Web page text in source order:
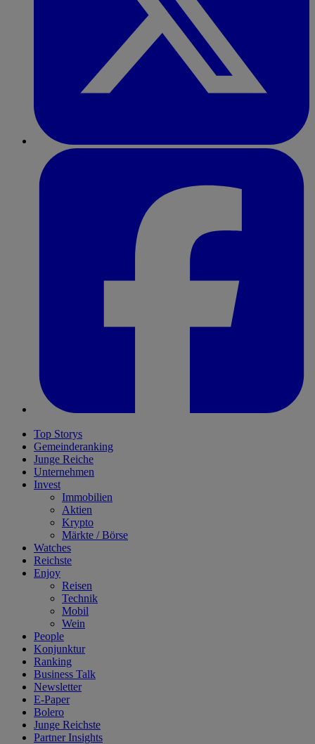
Top Storys
Gemeinderanking
Junge Reiche
Unternehmen
Invest
Immobilien
Aktien
Krypto
Märkte / Börse
Watches
Reichste
Enjoy
Reisen
Technik
Mobil
Wein
People
Konjunktur
Ranking
Business Talk
Newsletter
E-Paper
Bolero
Junge Reichste
Partner Insights